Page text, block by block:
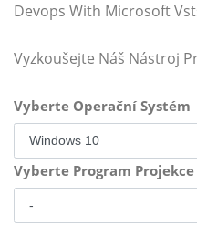
Devops With Microsoft
Vyzkoušejte Náš Nástroj
Vyberte Operační Systém
Vyberte Program